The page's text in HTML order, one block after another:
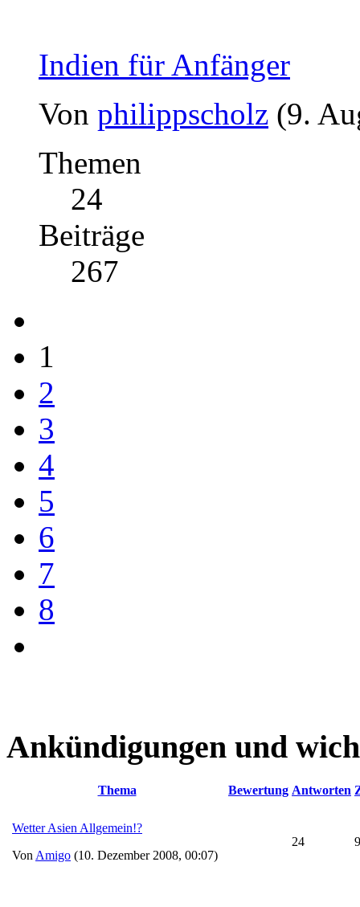
Indien für Anfänger
Von philippscholz (9.
Themen
24
Beiträge
267
1
2
3
4
5
6
7
8
Ankündigungen und
Thema Bewertung Antworten
Wetter Asien Allgemein!?
Von Amigo (10. Dezember 2008, 00:07)
24